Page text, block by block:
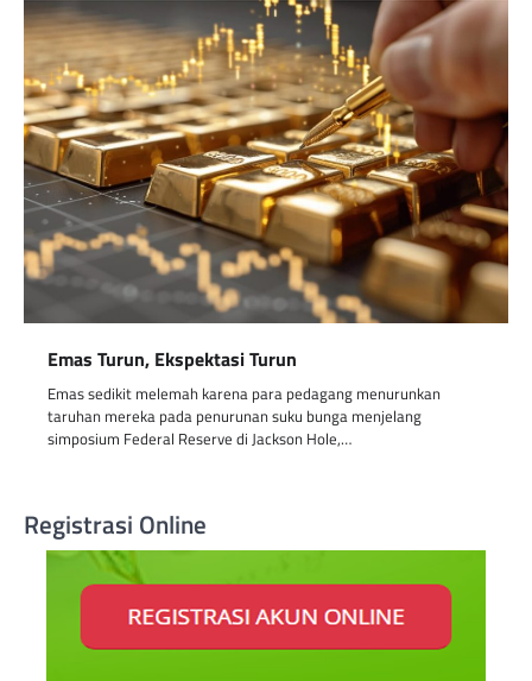
Emas Turun, Ekspektasi Turun
Emas sedikit melemah karena para pedagang menurunkan
taruhan mereka pada penurunan suku bunga menjelang
simposium Federal Reserve di Jackson Hole,…
Registrasi Online